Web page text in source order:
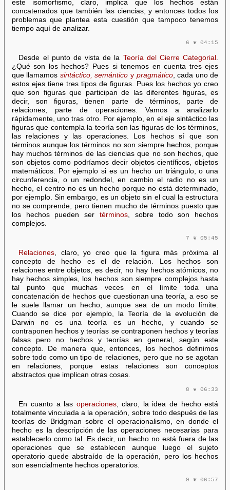
este isomorfismo, claro, implica que los hechos están
concatenados que también las ciencias, y entonces todos los
problemas que plantea esta cuestión que tampoco tenemos
tiempo aquí de analizar.
6 ❦ 04:15
Desde el punto de vista de la Teoría del Cierre Categorial
¿Qué son los hechos? Pues si tenemos en cuenta tres ejes
que llamamos sintáctico, semántico y pragmático, cada uno de
estos ejes tiene tres tipos de figuras. Pues los hechos yo creo
que son figuras que participan de las diferentes figuras, es
decir, son figuras, tienen parte de términos, parte de
relaciones, parte de operaciones. Vamos a analizarlo
rápidamente, uno tras otro. Por ejemplo, en el eje sintáctico las
figuras que contempla la teoría son las figuras de los términos,
las relaciones y las operaciones. Los hechos sí que son
términos aunque los términos no son siempre hechos, porque
hay muchos términos de las ciencias que no son hechos, que
son objetos como podríamos decir objetos científicos, objetos
matemáticos. Por ejemplo si es un hecho un triángulo, o una
circunferencia, o un redondel, en cambio el radio no es un
hecho, el centro no es un hecho porque no está determinado,
por ejemplo. Sin embargo, es un objeto sin el cual la estructura
no se comprende, pero tienen mucho de términos puesto que
los hechos pueden ser términos , sobre todo son hechos
complejos.
7 ❦ 05:45
Relaciones, claro, yo creo que la figura más próxima al
concepto de hecho es el de relación. Los hechos son
relaciones entre objetos, es decir, no hay hechos atómicos, no
hay hechos simples, los hechos son siempre complejos hasta
tal punto que muchas veces en el límite toda una
concatenación de hechos que cuestionan una teoría, a eso se
le suele llamar un hecho, aunque sea de un modo límite.
Cuando se dice por ejemplo, la Teoría de la evolución de
Darwin no es una teoría es un hecho, y cuando se
contraponen hechos y teorías se contraponen hechos y teorías
falsas pero no hechos y teorías en general, según este
concepto. De manera que, entonces, los hechos definimos
sobre todo como un tipo de relaciones, pero que no se agotan
en relaciones, porque estas relaciones son conceptos
abstractos que implican otras cosas.
8 ❦ 06:33
En cuanto a las operaciones, claro, la idea de hecho está
totalmente vinculada a la operación, sobre todo después de las
teorías de Bridgman sobre el operacionalismo, en donde el
hecho es la descripción de las operaciones necesarias para
establecerlo como tal. Es decir, un hecho no está fuera de las
operaciones que se establecen aunque luego el sujeto
operatorio quede abstraído de la operación, pero los hechos
son esencialmente hechos operatorios.
9 ❦ 06:57